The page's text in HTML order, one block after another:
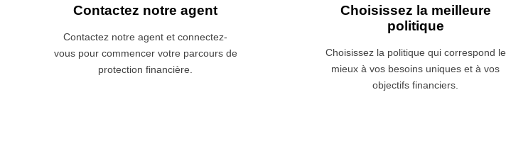
Contactez notre agent
Contactez notre agent et connectez-
vous pour commencer votre parcours de
protection financière.
Choisissez la meilleure
politique
Choisissez la politique qui correspond le
mieux à vos besoins uniques et à vos
objectifs financiers.